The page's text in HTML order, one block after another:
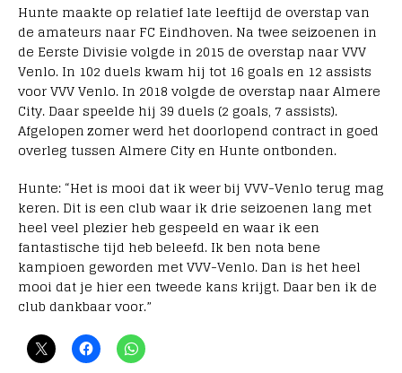
Hunte maakte op relatief late leeftijd de overstap van
de amateurs naar FC Eindhoven. Na twee seizoenen in
de Eerste Divisie volgde in 2015 de overstap naar VVV
Venlo. In 102 duels kwam hij tot 16 goals en 12 assists
voor VVV Venlo. In 2018 volgde de overstap naar Almere
City. Daar speelde hij 39 duels (2 goals, 7 assists).
Afgelopen zomer werd het doorlopend contract in goed
overleg tussen Almere City en Hunte ontbonden.
Hunte: “Het is mooi dat ik weer bij VVV-Venlo terug mag
keren. Dit is een club waar ik drie seizoenen lang met
heel veel plezier heb gespeeld en waar ik een
fantastische tijd heb beleefd. Ik ben nota bene
kampioen geworden met VVV-Venlo. Dan is het heel
mooi dat je hier een tweede kans krijgt. Daar ben ik de
club dankbaar voor.”